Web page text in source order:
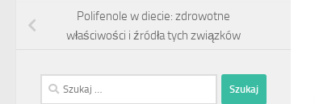
Polifenole w diecie: zdrowotne
właściwości i źródła tych związków
Szukaj: